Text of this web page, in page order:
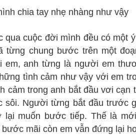
cuộc đời mình đều có một
từng chung bước trên một
em, anh từng là người em
tình cảm như vậy với em
cảm trong anh bắt đầu vơi cạn
sôi. Người từng bắt đầu trước
muốn bước tiếp. Thế là
mãi còn em vẫn đứng lại